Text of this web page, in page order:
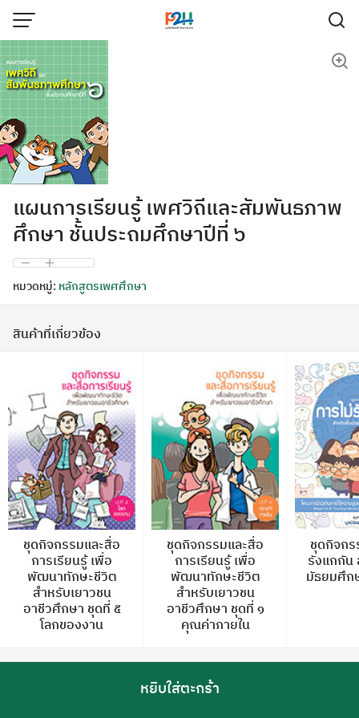
แผนการเรียนรู้ เพศวิถีและสัมพันธภาพ
ศึกษา ชั้นประถมศึกษาปีที่ ๖
หยิบใส่ตะกร้า
หมวดหมู่: หลักสูตรเพศศึกษา
สินค้าที่เกี่ยวข้อง
ชุดกิจกรรมและสื่อ
การเรียนรู้ เพื่อ
พัฒนาทักษะชีวิต
สำหรับเยาวชน
อาชีวศึกษา ชุดที่ ๕
โลกของงาน
ชุดกิจกรรมและสื่อ
การเรียนรู้ เพื่อ
พัฒนาทักษะชีวิต
สำหรับเยาวชน
อาชีวศึกษา ชุดที่ ๑
คุณค่าภายใน
ชุดกิจกร
รังแกกัน
มัธยมศึก